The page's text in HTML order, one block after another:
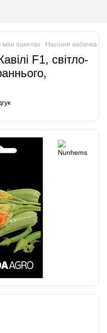
пакетах Насіння кабачка
F1, світло-